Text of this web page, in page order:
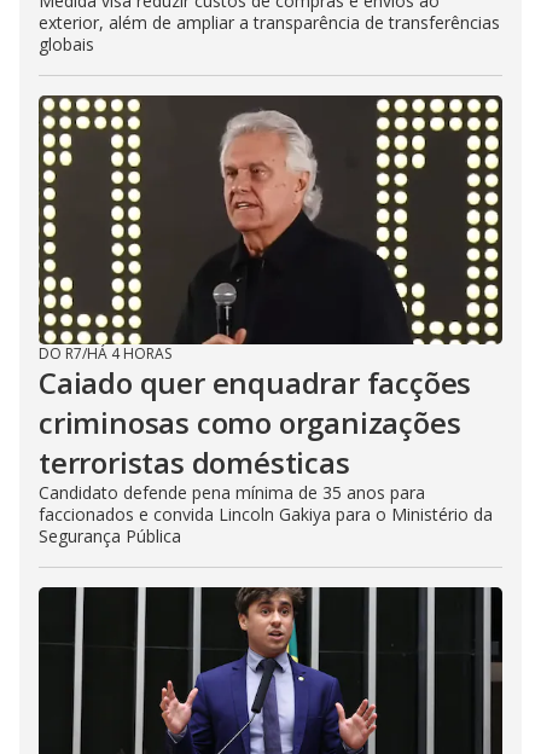
exterior, além de ampliar a transparência de transferências
globais
DO R7/HÁ 4 HORAS
Caiado quer enquadrar facções
criminosas como organizações
terroristas domésticas
Candidato defende pena mínima de 35 anos para
faccionados e convida Lincoln Gakiya para o Ministério da
Segurança Pública